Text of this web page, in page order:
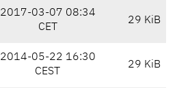
2017-03-07 08:34
CET
29 KiB
2014-05-22 16:30
CEST
29 KiB